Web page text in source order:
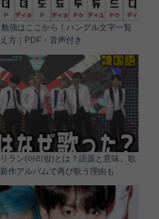
勉強はここから！ハングル文字一覧
方｜PDF・音声付き
ラン(아리랑)とは？語源と意味、歌
作アルバムで再び歌う理由も